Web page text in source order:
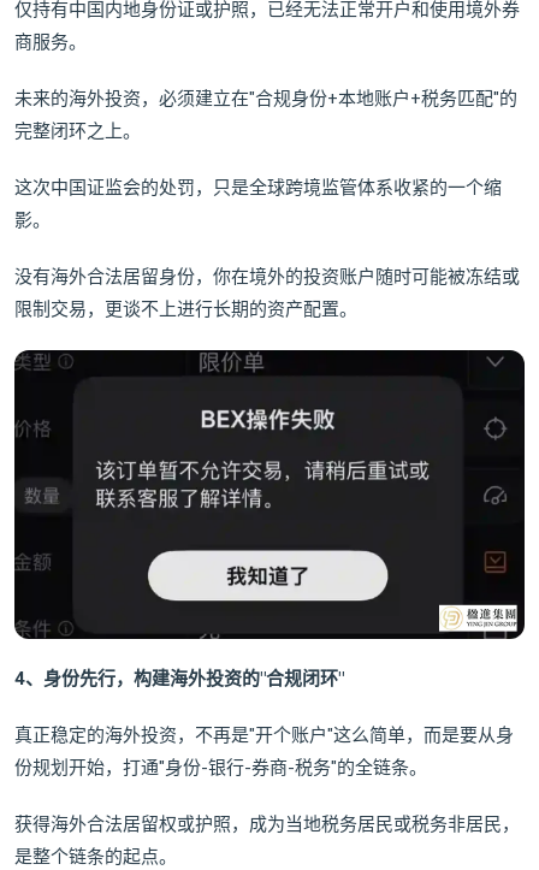
仅持有中国内地身份证或护照，已经无法正常开户和使用境外券
商服务。
未来的海外投资，必须建立在"合规身份+本地账户+税务匹配"的
完整闭环之上。
这次中国证监会的处罚，只是全球跨境监管体系收紧的一个缩
影。
没有海外合法居留身份，你在境外的投资账户随时可能被冻结或
限制交易，更谈不上进行长期的资产配置。
4、身份先行，构建海外投资的"合规闭环"
真正稳定的海外投资，不再是"开个账户"这么简单，而是要从身
份规划开始，打通"身份-银行-券商-税务"的全链条。
获得海外合法居留权或护照，成为当地税务居民或税务非居民，
是整个链条的起点。